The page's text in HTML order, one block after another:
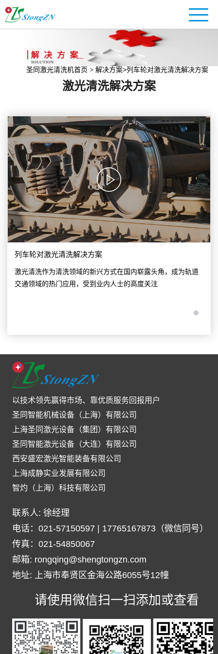
圣同激光清洗机首页 > 解决方案>列车轮对激光清洗解决方案
激光清洗解决方案
列车轮对激光清洗解决方案
激光清洗作为清洗领域的新兴方式在国内崭露头角，成为轨道
交通领域的热门应用，受到业内人士的高度关注
以技术领先赢得市场、靠优质服务回报用户
圣同智能机械设备（上海）有限公司
上海圣同激光设备（集团）有限公司
圣同智能激光设备（大连）有限公司
西安盛宏激光智能装备有限公司
上海成静实业发展有限公司
智灼（上海）科技有限公司
联系人: 徐经理
电话：021-57150597 | 17765167873（微信同号）
传真：021-54850067
邮箱: rongqing@shengtongzn.com
地址: 上海市奉贤区金海公路6055号12幢
请使用微信扫一扫添加或查看